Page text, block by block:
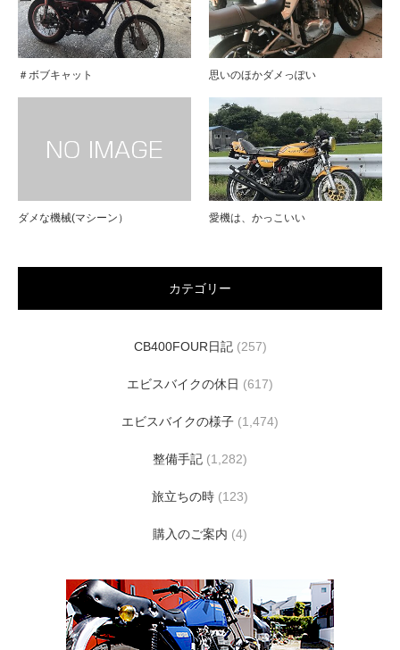
＃ボブキャット 思いのほかダメっぽい
ダメな機械(マシーン） 愛機は、かっこいい
カテゴリー
CB400FOUR日記(257)
エビスバイクの休日 (617)
エビスバイクの様子 (1,474)
整備手記 (1,282)
旅立ちの時 (123)
購入のご案内 (4)